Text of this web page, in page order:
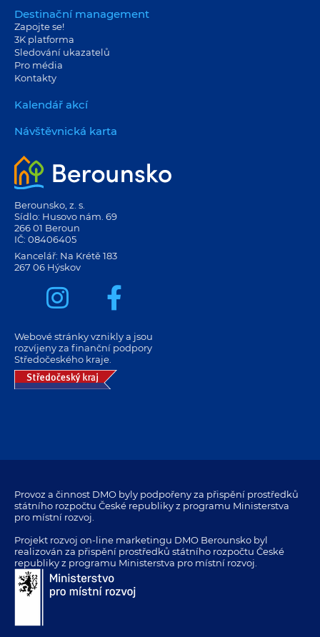
Destinační management
Zapojte se!
3K platforma
Sledování ukazatelů
Pro média
Kontakty
Kalendář akcí
Návštěvnická karta
Berounsko, z. s.
Sídlo: Husovo nám. 69
266 01 Beroun
IČ: 08406405
Kancelář: Na Krétě 183
267 06 Hýskov
Webové stránky vznikly a jsou
rozvíjeny za finanční podpory
Středočeského kraje.
Provoz a činnost DMO byly podpořeny za přispění prostředků
státního rozpočtu České republiky z programu Ministerstva
pro místní rozvoj.
Projekt rozvoj on-line marketingu DMO Berounsko byl
realizován za přispění prostředků státního rozpočtu České
republiky z programu Ministerstva pro místní rozvoj.